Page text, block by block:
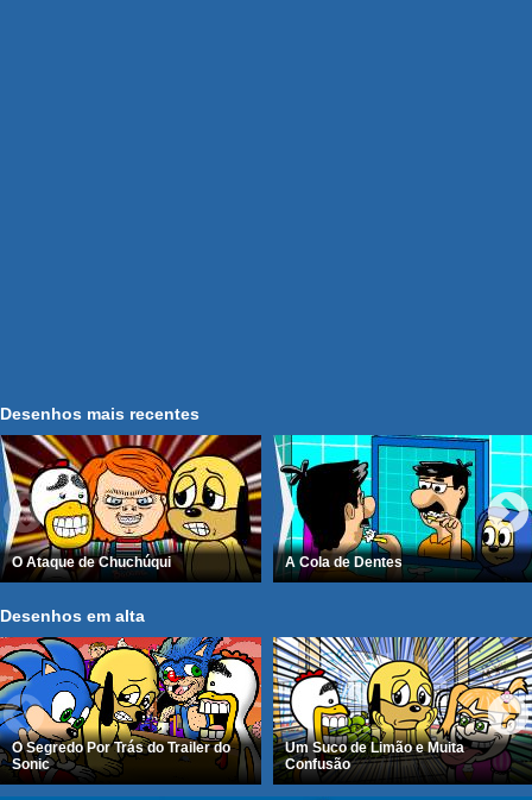
Desenhos mais recentes
O Ataque de Chuchúqui A Cola de Dentes
Desenhos em alta
O Segredo Por Trás do Trailer do
Sonic
Um Suco de Limão e Muita
Confusão